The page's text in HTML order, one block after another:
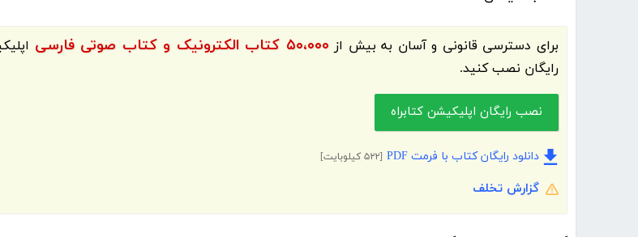
برای دسترسی قانونی و آسان به بیش از ۵۰،۰۰۰ کتاب الکترونیک و کتاب صوتی فارسی
رایگان نصب کنید.
نصب رایگان اپلیکیشن کتابراه
دانلود رایگان کتاب با فرمت PDF [۵۲۲ کیلوبایت]
گزارش تخلف